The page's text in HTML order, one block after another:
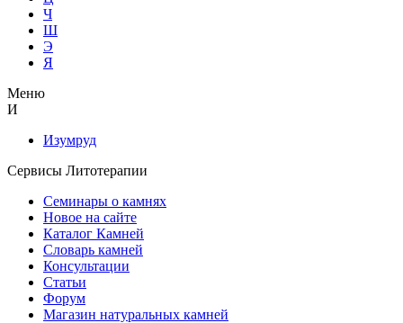
Ч
Ш
Э
Я
Меню
И
Изумруд
Сервисы Литотерапии
Семинары о камнях
Новое на сайте
Каталог Камней
Словарь камней
Консультации
Статьи
Форум
Магазин натуральных камней